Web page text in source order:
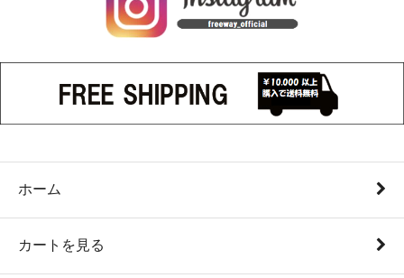
ホーム
カートを見る